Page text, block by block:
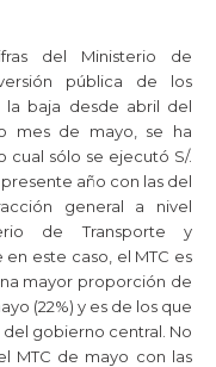
del Ministerio de
pública de los
la baja desde abril del
mes de mayo, se ha
cual sólo se ejecutó S/.
presente año con las del
general a nivel
de Transporte y
este caso, el MTC es
mayor proporción de
(22%) y es de los que
gobierno central. No
MTC de mayo con las